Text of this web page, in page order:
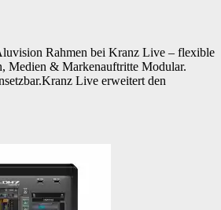
Rahmen bei Kranz Live – flexible
Medien & Markenauftritte Modular.
Live erweitert den